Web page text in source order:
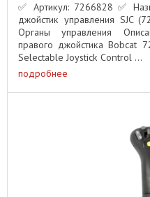
✅ Артикул: 7266828 ✅
джойстик управления SJC
Органы управления
правого джойстика Bobcat
Selectable Joystick Control ...
подробнее